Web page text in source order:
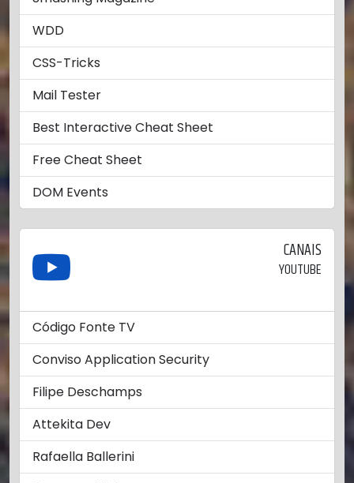
WDD
CSS-Tricks
Mail Tester
Best Interactive Cheat Sheet
Free Cheat Sheet
DOM Events
CANAIS
YOUTUBE
Código Fonte TV
Conviso Application Security
Filipe Deschamps
Attekita Dev
Rafaella Ballerini